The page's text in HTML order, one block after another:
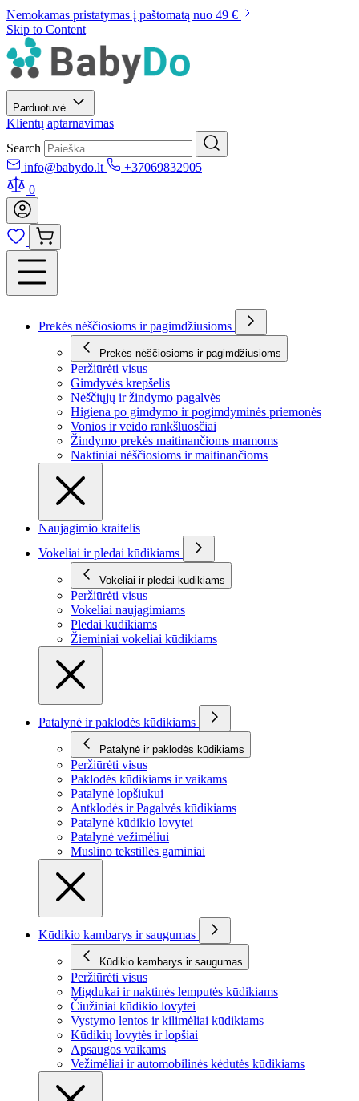
Nemokamas pristatymas į paštomatą nuo 49 €
Skip to Content
Parduotuvė
Klientų aptarnavimas
Search
info@babydo.lt
+37069832905
0
Prekės nėščiosioms ir pagimdžiusioms
Prekės nėščiosioms ir pagimdžiusioms
Peržiūrėti visus
Gimdyvės krepšelis
Nėščiųjų ir žindymo pagalvės
Higiena po gimdymo ir pogimdyminės priemonės
Vonios ir veido rankšluosčiai
Žindymo prekės maitinančioms mamoms
Naktiniai nėščiosioms ir maitinančioms
Naujagimio kraitelis
Vokeliai ir pledai kūdikiams
Vokeliai ir pledai kūdikiams
Peržiūrėti visus
Vokeliai naujagimiams
Pledai kūdikiams
Žieminiai vokeliai kūdikiams
Patalynė ir paklodės kūdikiams
Patalynė ir paklodės kūdikiams
Peržiūrėti visus
Paklodės kūdikiams ir vaikams
Patalynė lopšiukui
Antklodės ir Pagalvės kūdikiams
Patalynė kūdikio lovytei
Patalynė vežimėliui
Muslino tekstillės gaminiai
Kūdikio kambarys ir saugumas
Kūdikio kambarys ir saugumas
Peržiūrėti visus
Migdukai ir naktinės lemputės kūdikiams
Čiužiniai kūdikio lovytei
Vystymo lentos ir kilimėliai kūdikiams
Kūdikių lovytės ir lopšiai
Apsaugos vaikams
Vežimėliai ir automobilinės kėdutės kūdikiams